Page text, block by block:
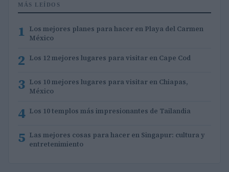
MÁS LEÍDOS
1 Los mejores planes para hacer en Playa del Carmen
México
2 Los 12 mejores lugares para visitar en Cape Cod
3 Los 10 mejores lugares para visitar en Chiapas,
México
4 Los 10 templos más impresionantes de Tailandia
5 Las mejores cosas para hacer en Singapur: cultura y
entretenimiento